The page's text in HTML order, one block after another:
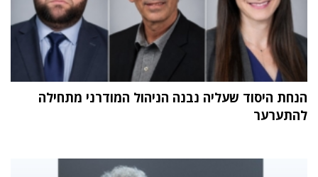
הנחת היסוד שעליה נבנה הניהול המודרני מתחילה
להתערער